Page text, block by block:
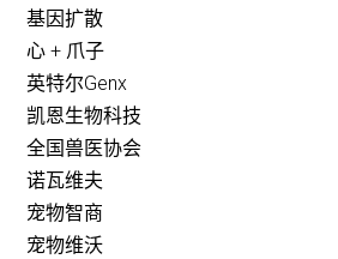
基因扩散
心 + 爪子
英特尔Genx
凯恩生物科技
全国兽医协会
诺瓦维夫
宠物智商
宠物维沃